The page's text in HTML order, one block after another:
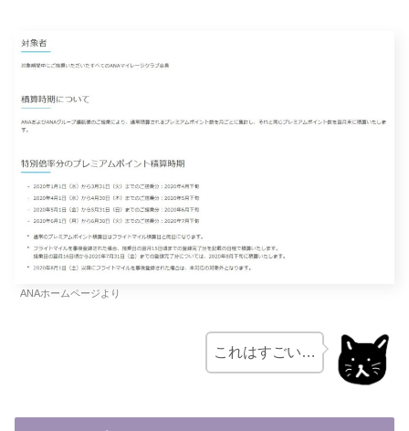
ANAホームページより
これはすごい…